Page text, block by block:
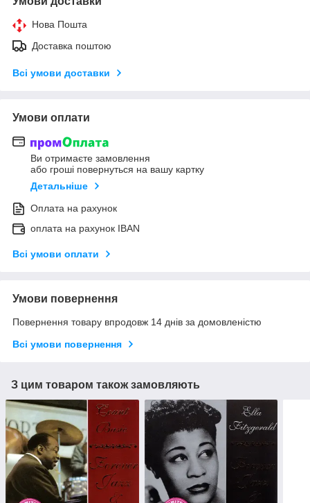
Нова Пошта
Доставка поштою
Всі умови доставки
Умови оплати
Ви отримаєте замовлення
або гроші повернуться на вашу картку
Детальніше
Оплата на рахунок
оплата на рахунок IBAN
Всі умови оплати
Умови повернення
Повернення товару впродовж 14 днів за домовленістю
Всі умови повернення
З цим товаром також замовляють